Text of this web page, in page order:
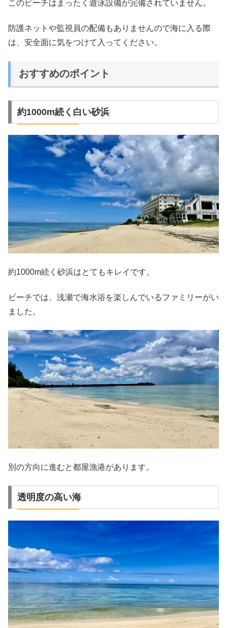
このビーチはまったく遊泳設備が完備されていません。
防護ネットや監視員の配備もありませんので海に入る際
は、安全面に気をつけて入ってください。
おすすめのポイント
約1000m続く白い砂浜
約1000m続く砂浜はとてもキレイです。
ビーチでは、浅瀬で海水浴を楽しんでいるファミリーがい
ました。
別の方向に進むと都屋漁港があります。
透明度の高い海